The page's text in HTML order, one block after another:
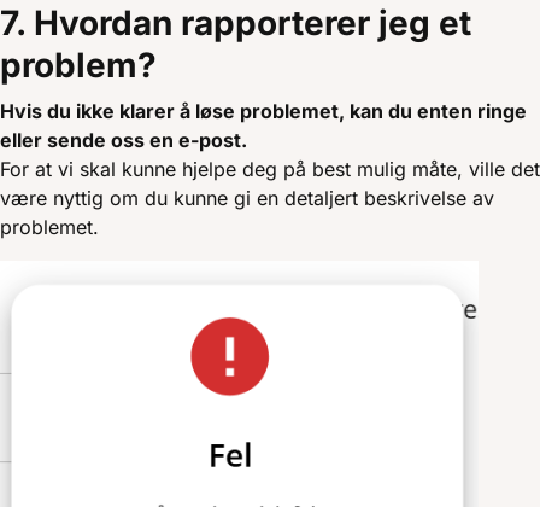
7. Hvordan rapporterer jeg et
problem?
Hvis du ikke klarer å løse problemet, kan du enten ringe
eller sende oss en e-post.
For at vi skal kunne hjelpe deg på best mulig måte, ville det
være nyttig om du kunne gi en detaljert beskrivelse av
problemet.